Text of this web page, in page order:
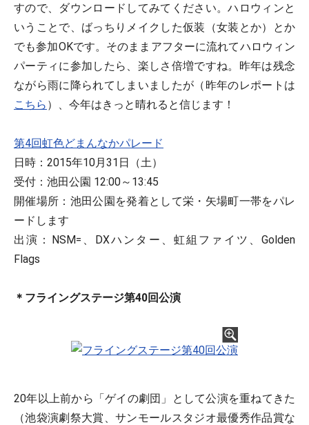
すので、ダウンロードしてみてください。ハロウィンと
いうことで、ばっちりメイクした仮装（女装とか）とか
でも参加OKです。そのままアフターに流れてハロウィン
パーティに参加したら、楽しさ倍増ですね。昨年は残念
ながら雨に降られてしまいましたが（昨年のレポートは
こちら ）、今年はきっと晴れると信じます！
第4回虹色どまんなかパレード
日時：2015年10月31日（土）
受付：池田公園 12:00～13:45
開催場所：池田公園を発着として栄・矢場町一帯をパレ
ードします
出演：NSM=、DXハンター、虹組ファイツ、Golden
Flags
＊フライングステージ第40回公演
20年以上前から「ゲイの劇団」として公演を重ねてきた
（池袋演劇祭大賞、サンモールスタジオ最優秀作品賞な